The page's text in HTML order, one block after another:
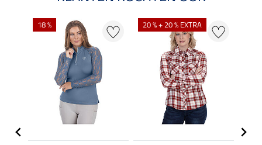
18 % 20 % + 20 % EXTRA